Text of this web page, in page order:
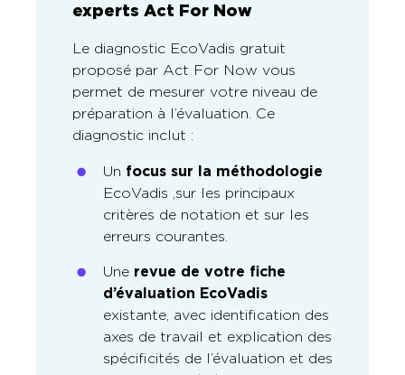
experts Act For Now
Le diagnostic EcoVadis gratuit
proposé par Act For Now vous
permet de mesurer votre niveau de
préparation à l’évaluation. Ce
diagnostic inclut :
Un focus sur la méthodologie
EcoVadis ,sur les principaux
critères de notation et sur les
erreurs courantes.
Une revue de votre fiche
d’évaluation EcoVadis
existante, avec identification des
axes de travail et explication des
spécificités de l’évaluation et des